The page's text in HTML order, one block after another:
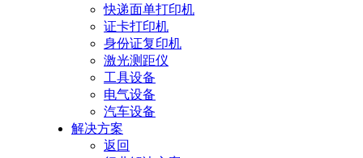
快递面单打印机
证卡打印机
身份证复印机
激光测距仪
工具设备
电气设备
汽车设备
解决方案
返回